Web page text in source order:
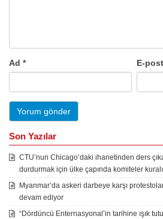
Ad * E-
Son Yazılar
CTU’nun Chicago’daki ihanetinden ders
durdurmak için ülke çapında komiteler
Myanmar’da askeri darbeye karşı
devam ediyor
“Dördüncü Enternasyonal’in tarihine ışık